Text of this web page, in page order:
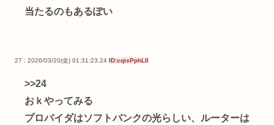
当たるのもあるぽい
27 : 2026/03/20(金) 01:31:23.24 ID:cqisPphL0
>>24
おｋやってみる
プロバイダはソフトバンクの光らしい、ルーターは